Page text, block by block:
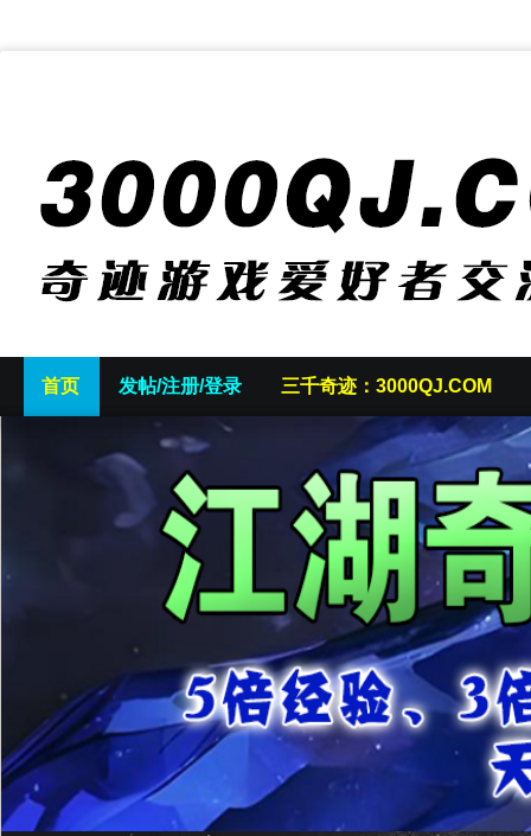
首页 发帖/注册/登录 三千奇迹：3000QJ.COM